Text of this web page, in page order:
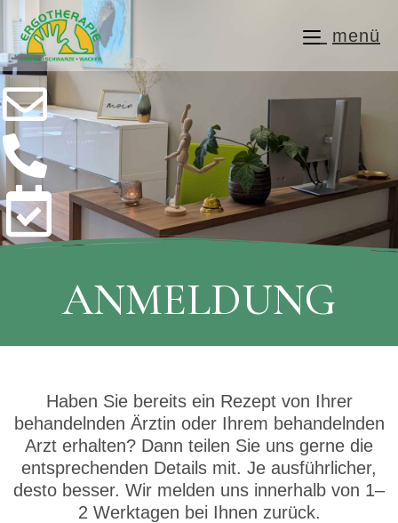
menü
ANMELDUNG
Haben Sie bereits ein Rezept von Ihrer
behandelnden Ärztin oder Ihrem behandelnden
Arzt erhalten? Dann teilen Sie uns gerne die
entsprechenden Details mit. Je ausführlicher,
desto besser. Wir melden uns innerhalb von 1–
2 Werktagen bei Ihnen zurück.